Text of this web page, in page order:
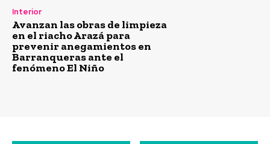
Interior
Avanzan las obras de limpieza
en el riacho Arazá para
prevenir anegamientos en
Barranqueras ante el
fenómeno El Niño